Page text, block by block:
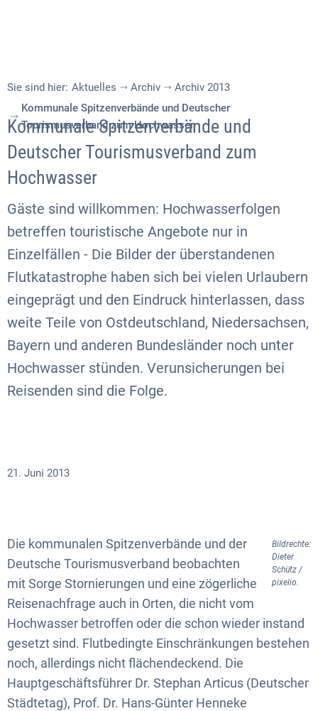
Sie sind hier: Aktuelles Archiv
Archiv 2013
Kommunale Spitzenverbände und Deutscher
Tourismusverband zum Hochwasser
Kommunale Spitzenverbände und
Deutscher Tourismusverband zum
Hochwasser
Gäste sind willkommen: Hochwasserfolgen
betreffen touristische Angebote nur in
Einzelfällen - Die Bilder der überstandenen
Flutkatastrophe haben sich bei vielen Urlaubern
eingeprägt und den Eindruck hinterlassen, dass
weite Teile von Ostdeutschland, Niedersachsen,
Bayern und anderen Bundesländer noch unter
Hochwasser stünden. Verunsicherungen bei
Reisenden sind die Folge.
21. Juni 2013
Bildrechte:
Dieter
Schütz /
pixelio.
Die kommunalen Spitzenverbände und der
Deutsche Tourismusverband beobachten
mit Sorge Stornierungen und eine zögerliche
Reisenachfrage auch in Orten, die nicht vom
Hochwasser betroffen oder die schon wieder instand
gesetzt sind. Flutbedingte Einschränkungen bestehen
noch, allerdings nicht flächendeckend. Die
Hauptgeschäftsführer Dr. Stephan Articus (Deutscher
Städtetag), Prof. Dr. Hans-Günter Henneke